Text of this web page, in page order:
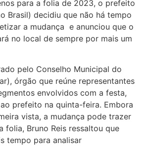
para a folia de 2023, o prefeito
Brasil) decidiu que não há tempo
a mudança e anunciou que o
no local de sempre por mais um
pelo Conselho Municipal do
órgão que reúne representantes
envolvidos com a festa,
prefeito na quinta-feira. Embora
vista, a mudança pode trazer
folia, Bruno Reis ressaltou que
tempo para analisar